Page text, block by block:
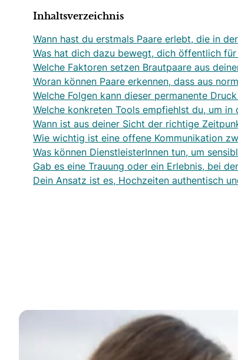
Inhaltsverzeichnis
Wann hast du erstmals Paare erlebt, die in
Was hat dich dazu bewegt, dich öffentlich
Welche Faktoren setzen Brautpaare aus
Woran können Paare erkennen, dass aus
Welche Folgen kann dieser permanente
Welche konkreten Tools empfiehlst du, um
Wann ist aus deiner Sicht der richtige
Wie wichtig ist eine offene Kommunikation
Was können DienstleisterInnen tun, um
Gab es eine Trauung oder ein Erlebnis, bei
Dein Ansatz ist es, Hochzeiten authentisch